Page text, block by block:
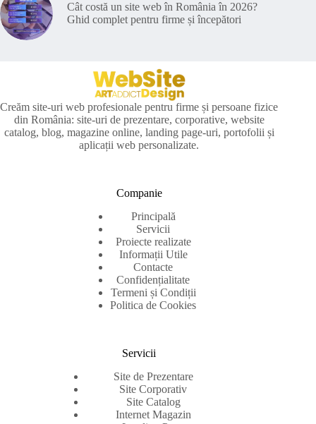
Cât costă un site web în România în 2026?
Ghid complet pentru firme și începători
Creăm site-uri web profesionale pentru firme și persoane fizice
din România: site-uri de prezentare, corporative, website
catalog, blog, magazine online, landing page-uri, portofolii și
aplicații web personalizate.
Companie
Principală
Servicii
Proiecte realizate
Informații Utile
Contacte
Confidențialitate
Termeni și Condiții
Politica de Cookies
Servicii
Site de Prezentare
Site Corporativ
Site Catalog
Internet Magazin